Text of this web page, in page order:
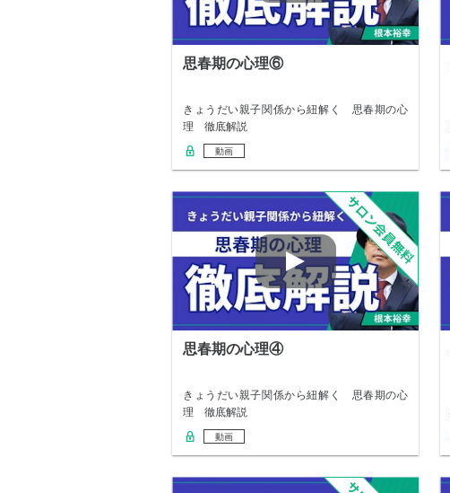
思春期の心理⑥
きょうだい親子関係から紐解く 思春期の心
理 徹底解説
動画
思春期の心理④
きょうだい親子関係から紐解く 思春期の心
理 徹底解説
動画